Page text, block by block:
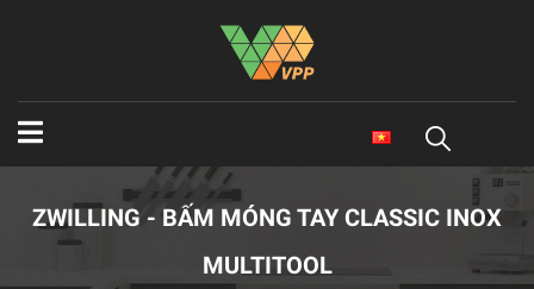
ZWILLING - BẤM MÓNG TAY CLASSIC INOX
MULTITOOL